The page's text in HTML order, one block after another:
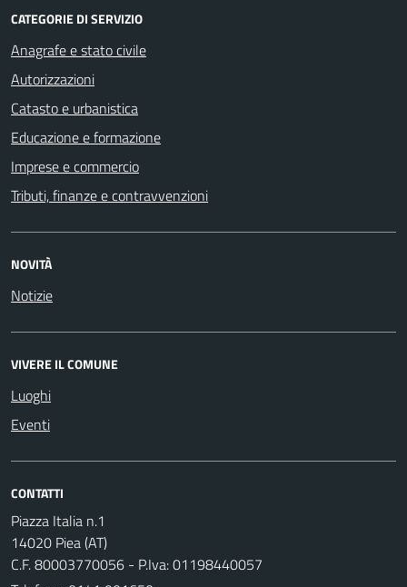
CATEGORIE DI SERVIZIO
Anagrafe e stato civile
Autorizzazioni
Catasto e urbanistica
Educazione e formazione
Imprese e commercio
Tributi, finanze e contravvenzioni
NOVITÀ
Notizie
VIVERE IL COMUNE
Luoghi
Eventi
CONTATTI
Piazza Italia n.1
14020 Piea (AT)
C.F. 80003770056 - P.Iva: 01198440057